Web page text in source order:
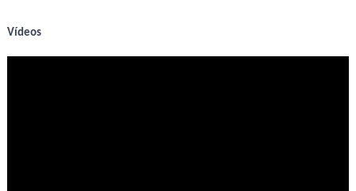
Vídeos